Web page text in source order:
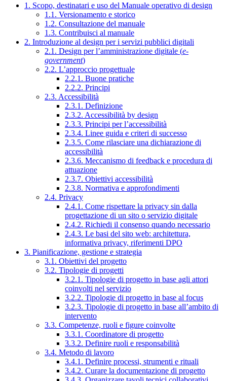
1. Scopo, destinatari e uso del Manuale operativo di design
1.1. Versionamento e storico
1.2. Consultazione del manuale
1.3. Contribuisci al manuale
2. Introduzione al design per i servizi pubblici digitali
2.1. Design per l’amministrazione digitale (e-
government)
2.2. L’approccio progettuale
2.2.1. Buone pratiche
2.2.2. Principi
2.3. Accessibilità
2.3.1. Definizione
2.3.2. Accessibilità by design
2.3.3. Principi per l’accessibilità
2.3.4. Linee guida e criteri di successo
2.3.5. Come rilasciare una dichiarazione di
accessibilità
2.3.6. Meccanismo di feedback e procedura di
attuazione
2.3.7. Obiettivi accessibilità
2.3.8. Normativa e approfondimenti
2.4. Privacy
2.4.1. Come rispettare la privacy sin dalla
progettazione di un sito o servizio digitale
2.4.2. Richiedi il consenso quando necessario
2.4.3. Le basi del sito web: architettura,
informativa privacy, riferimenti DPO
3. Pianificazione, gestione e strategia
3.1. Obiettivi del progetto
3.2. Tipologie di progetti
3.2.1. Tipologie di progetto in base agli attori
coinvolti nel servizio
3.2.2. Tipologie di progetto in base al focus
3.2.3. Tipologie di progetto in base all’ambito di
intervento
3.3. Competenze, ruoli e figure coinvolte
3.3.1. Coordinatore di progetto
3.3.2. Definire ruoli e responsabilità
3.4. Metodo di lavoro
3.4.1. Definire processi, strumenti e rituali
3.4.2. Curare la documentazione di progetto